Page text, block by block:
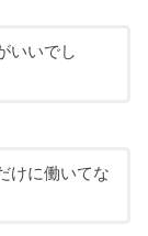
いいでし
けに働いてな